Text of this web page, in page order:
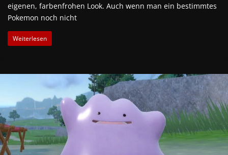
eigenen, farbenfrohen Look. Auch wenn man ein bestimmtes
Pokemon noch nicht
Weiterlesen